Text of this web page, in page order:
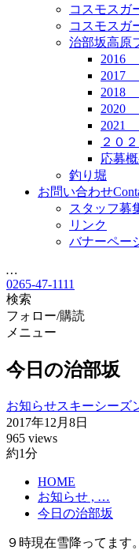
コスモスガ
コスモス
治部坂高原
2016
2017
2018
2020
2021
２０
応募
釣り堀
お問い合わせ
スタッフ募
リンク
バナーペー
…
0265-47-1111
検索
フォロー/購読
メニュー
今日の治部坂
お知らせスキーシーズ
2017年12月8日
965 views
約1分
HOME
お知らせ , …
今日の治部坂
９時現在雪降ってます。